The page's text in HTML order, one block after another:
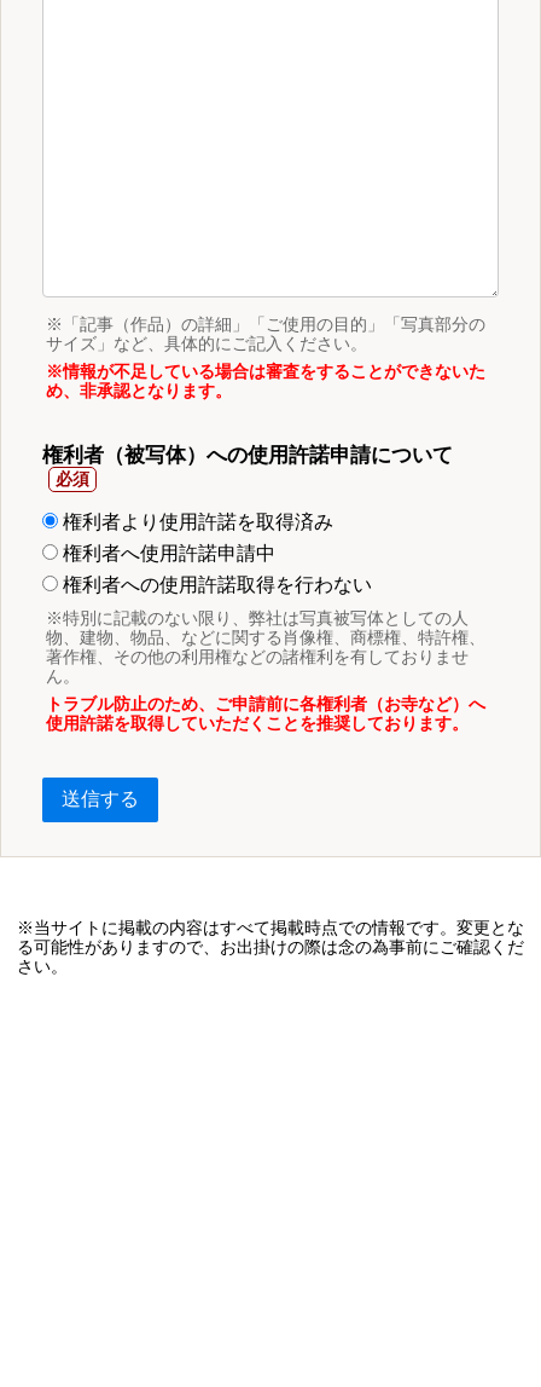
※「記事（作品）の詳細」「ご使用の目的」「写真部分の
サイズ」など、具体的にご記入ください。
※情報が不足している場合は審査をすることができないた
め、非承認となります。
権利者（被写体）への使用許諾申請について
権利者より使用許諾を取得済み
権利者へ使用許諾申請中
権利者への使用許諾取得を行わない
※特別に記載のない限り、弊社は写真被写体としての人
物、建物、物品、などに関する肖像権、商標権、特許権、
著作権、その他の利用権などの諸権利を有しておりませ
ん。
トラブル防止のため、ご申請前に各権利者（お寺など）へ
使用許諾を取得していただくことを推奨しております。
送信する
※当サイトに掲載の内容はすべて掲載時点での情報です。変更とな
る可能性がありますので、お出掛けの際は念の為事前にご確認くだ
さい。